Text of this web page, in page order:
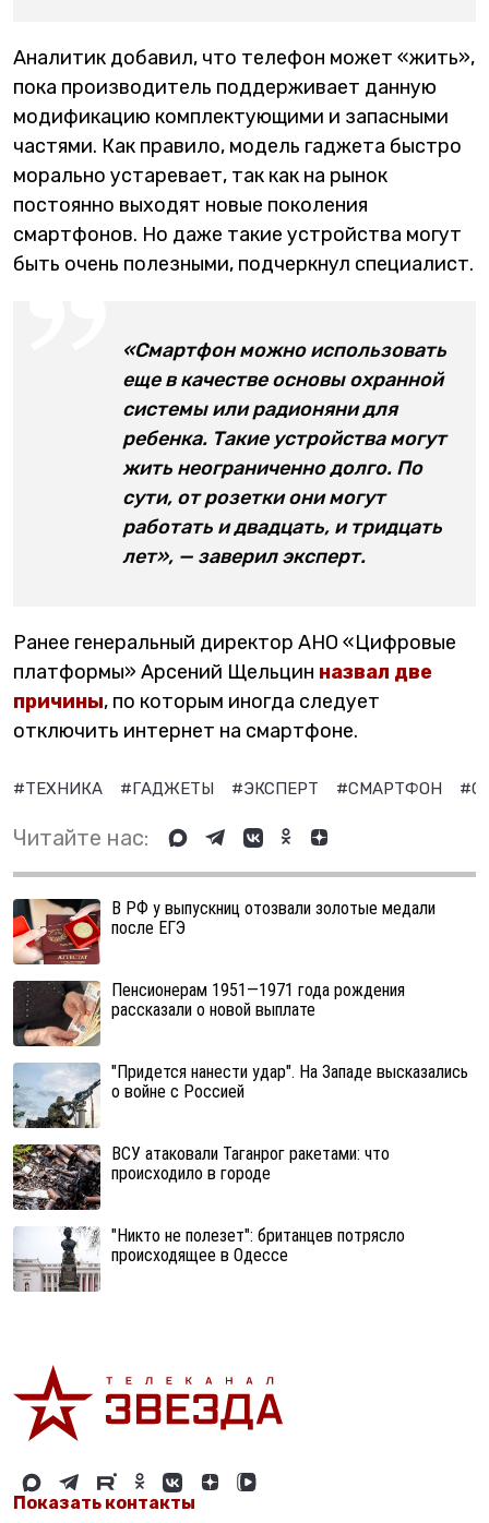
Аналитик добавил, что телефон может «жить»,
пока производитель поддерживает данную
модификацию комплектующими и запасными
частями. Как правило, модель гаджета быстро
морально устаревает, так как на рынок
постоянно выходят новые поколения
смартфонов. Но даже такие устройства могут
быть очень полезными, подчеркнул специалист.
«Смартфон можно использовать
еще в качестве основы охранной
системы или радионяни для
ребенка. Такие устройства могут
жить неограниченно долго. По
сути, от розетки они могут
работать и двадцать, и тридцать
лет», — заверил эксперт.
Ранее генеральный директор АНО «Цифровые
платформы» Арсений Щельцин назвал две
причины, по которым иногда следует
отключить интернет на смартфоне.
#ТЕХНИКА #ГАДЖЕТЫ #ЭКСПЕРТ #СМАРТФОН
Читайте нас:
В РФ у выпускниц отозвали золотые медали
после ЕГЭ
Пенсионерам 1951—1971 года рождения
рассказали о новой выплате
"Придется нанести удар". На Западе высказались
о войне с Россией
ВСУ атаковали Таганрог ракетами: что
происходило в городе
"Никто не полезет": британцев потрясло
происходящее в Одессе
Показать контакты